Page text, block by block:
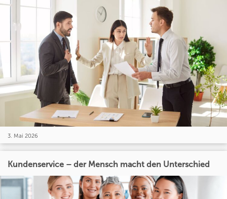
3. Mai 2026
Kundenservice – der Mensch macht den Unterschied